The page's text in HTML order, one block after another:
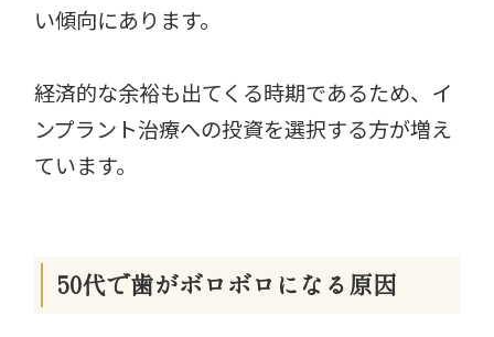
い傾向にあります。
経済的な余裕も出てくる時期であるため、イ
ンプラント治療への投資を選択する方が増え
ています。
50代で歯がボロボロになる原因